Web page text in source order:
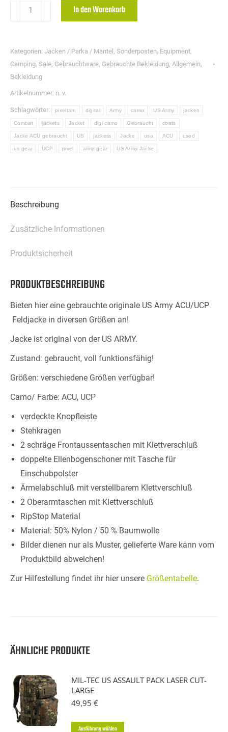
Jacke
ACU
Pixeltarn-
Gebraucht
Menge
In den Warenkorb
Kategorien: Jacken / Parka / Mäntel , Sonderposten, Equipment,
Camping, Sale, Gebrauchtware, Gebrauchte Bekleidung, Allgemein,
Bekleidung
Artikelnummer: n. v.
Schlagwörter: pixeltarn digital Army camo US Army jacken
Combat jackets Jacket digi camo Gebraucht coats
Jacke ACU gebraucht US jacketa Jacke usa ACU used
us gear UCP pixel army gear US Army Jacke
Beschreibung
Zusätzliche Informationen
Produktsicherheit
PRODUKTBESCHREIBUNG
Bieten hier eine gebrauchte originale US Army ACU/UCP
Feldjacke in diversen Größen an!
Jacke ist original von der US ARMY.
Zustand: gebraucht, voll funktionsfähig!
Größen: verschiedene Größen verfügbar!
Camo/ Farbe: ACU, UCP
verdeckte Knopfleiste
Stehkragen
2 schräge Frontaussentaschen mit Klettverschluß
doppelte Ellenbogenschoner mit Tasche für
Einschubpolster
Ärmelabschluß mit verstellbarem Klettverschluß
2 Oberarmtaschen mit Klettverschluß
RipStop Material
Material: 50% Nylon / 50 % Baumwolle
Bilder dienen nur als Muster, gelieferte Ware kann vom
Produktbild abweichen!
Zur Hilfestellung findet ihr hier unsere Größentabelle.
ÄHNLICHE PRODUKTE
MIL-TEC US ASSAULT PACK LASER CUT-
LARGE
49,95 €
Ausführung wählen